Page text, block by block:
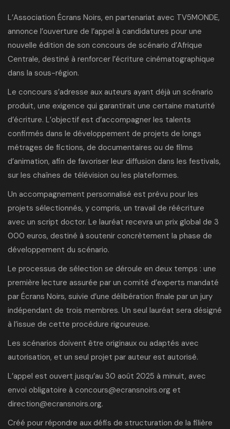
L’Association Écrans Noirs, en partenariat avec TV5MONDE,
annonce l’ouverture de l’appel à candidatures pour une
nouvelle édition de son concours de scénario d’Afrique
Centrale, destiné à renforcer l’écriture cinématographique
dans la sous-région.
Le concours s’adresse aux auteurs ayant déjà un scénario
produit, une exigence qui garantirait une certaine maturité
d’écriture. L’objectif est d’accompagner les talents
confirmés dans le développement de projets de longs
métrages de fictions, de documentaires ou de films
d’animation, afin de favoriser leur diffusion dans les festivals,
sur les chaînes de télévision ou les plateformes.
Un accompagnement personnalisé est prévu pour les
projets sélectionnés, y compris, un travail de réécriture
avec un script doctor. Le lauréat recevra un prix global de 3
000 euros, destiné à soutenir concrètement la phase de
développement du scénario.
Le processus de sélection se déroule en deux temps : une
première lecture assurée par un comité d’experts mandaté
par Écrans Noirs, suivie d’une délibération finale par un jury
indépendant de trois membres. Un seul lauréat sera désigné
à l’issue de cette procédure rigoureuse.
Les scénarios doivent être originaux ou adaptés avec
autorisation, et un seul projet par auteur est autorisé.
L’appel est ouvert jusqu’au 30 août 2025 à minuit, avec
envoi obligatoire à concours@ecransnoirs.org et
direction@ecransnoirs.org.
Créé pour répondre aux défis de structuration de la filière